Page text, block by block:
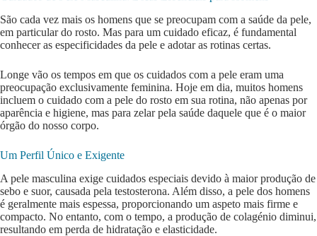
São cada vez mais os homens que se preocupam com a saúde da pele,
em particular do rosto. Mas para um cuidado eficaz, é fundamental
conhecer as especificidades da pele e adotar as rotinas certas.
Longe vão os tempos em que os cuidados com a pele eram uma
preocupação exclusivamente feminina. Hoje em dia, muitos homens
incluem o cuidado com a pele do rosto em sua rotina, não apenas por
aparência e higiene, mas para zelar pela saúde daquele que é o maior
órgão do nosso corpo.
Um Perfil Único e Exigente
A pele masculina exige cuidados especiais devido à maior produção de
sebo e suor, causada pela testosterona. Além disso, a pele dos homens
é geralmente mais espessa, proporcionando um aspeto mais firme e
compacto. No entanto, com o tempo, a produção de colagénio diminui,
resultando em perda de hidratação e elasticidade.